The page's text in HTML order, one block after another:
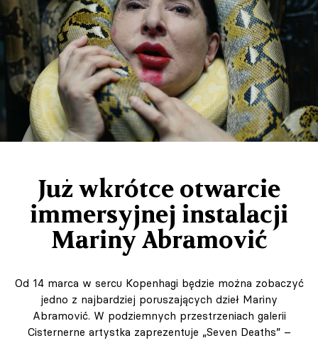
Już wkrótce otwarcie
immersyjnej instalacji
Mariny Abramović
Od 14 marca w sercu Kopenhagi będzie można zobaczyć
jedno z najbardziej poruszających dzieł Mariny
Abramović. W podziemnych przestrzeniach galerii
Cisternerne artystka zaprezentuje „Seven Deaths” –